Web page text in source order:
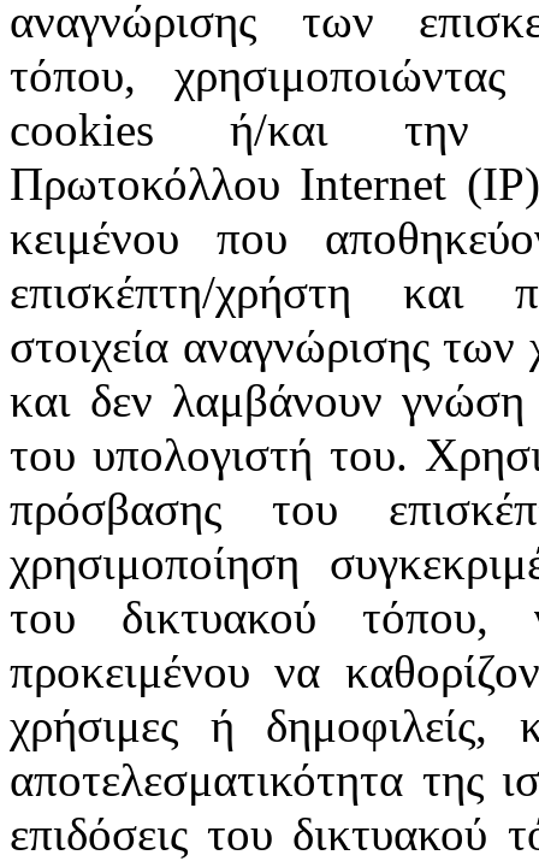
αναγνώρισης των
τόπου, χρησιμοποιώντας
cookies ή/και την
Πρωτοκόλλου Internet
κειμένου που
επισκέπτη/χρήστη και
στοιχεία αναγνώρισης
και δεν λαμβάνουν γνώση
του υπολογιστή του.
πρόσβασης του
χρησιμοποίηση
του δικτυακού τόπου,
προκειμένου να
χρήσιμες ή
αποτελεσματικότητα της
επιδόσεις του δικτυακού